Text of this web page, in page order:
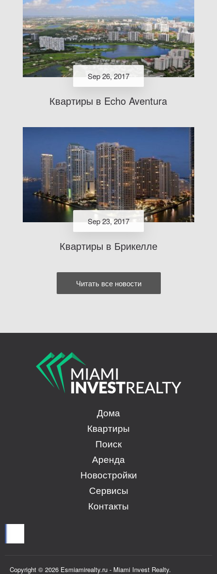
Sep 26, 2017
Квартиры в Echo Aventura
Sep 23, 2017
Квартиры в Брикелле
Читать все новости
Дома
Квартиры
Поиск
Аренда
Новостройки
Сервисы
Контакты
Copyright © 2026 Esmiamirealty.ru - Miami Invest Realty.